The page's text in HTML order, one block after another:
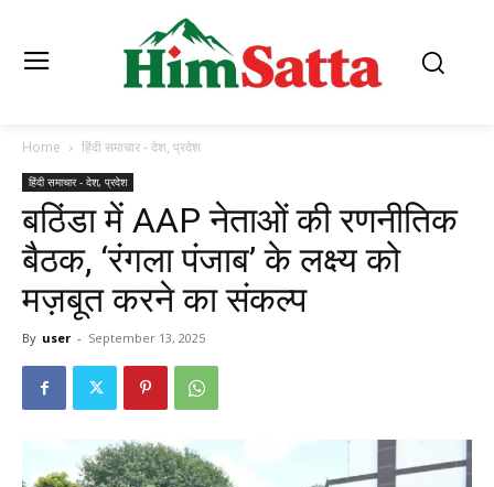
Home हिंदी समाचार - देश, प्रदेश
हिंदी समाचार - देश, प्रदेश
बठिंडा में AAP नेताओं की रणनीतिक
बैठक, ‘रंगला पंजाब’ के लक्ष्य को
मज़बूत करने का संकल्प
By user - September 13, 2025